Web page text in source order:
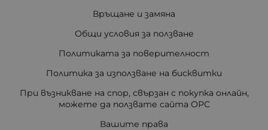
Връщане и замяна
Общи условия за ползване
Политиката за поверителност
Политика за използване на бисквитки
При възникване на спор, свързан с покупка онлайн,
можете да ползвате сайта ОРС
Вашите права